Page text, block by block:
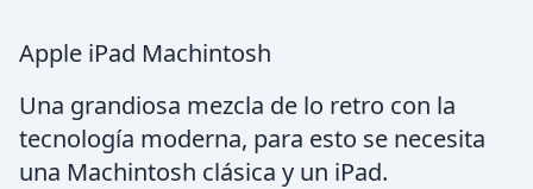
Apple iPad Machintosh
Una grandiosa mezcla de lo retro con la
tecnología moderna, para esto se necesita
una Machintosh clásica y un iPad.